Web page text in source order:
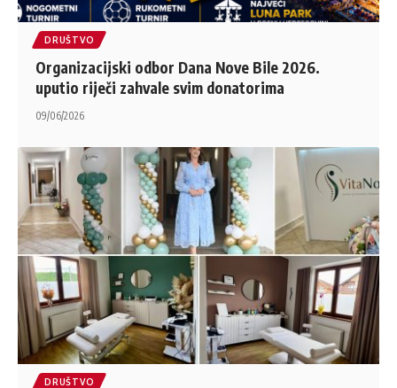
DRUŠTVO
Organizacijski odbor Dana Nove Bile 2026.
uputio riječi zahvale svim donatorima
09/06/2026
DRUŠTVO